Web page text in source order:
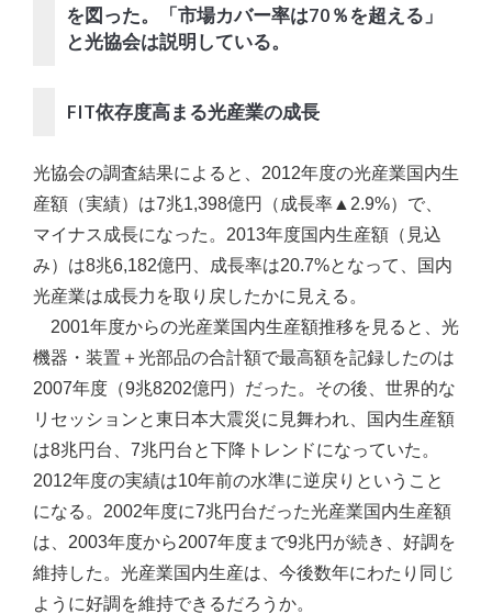
を図った。「市場カバー率は70％を超える」
と光協会は説明している。
FIT依存度高まる光産業の成長
光協会の調査結果によると、2012年度の光産業国内生
産額（実績）は7兆1,398億円（成長率▲2.9%）で、
マイナス成長になった。2013年度国内生産額（見込
み）は8兆6,182億円、成長率は20.7%となって、国内
光産業は成長力を取り戻したかに見える。
2001年度からの光産業国内生産額推移を見ると、光
機器・装置＋光部品の合計額で最高額を記録したのは
2007年度（9兆8202億円）だった。その後、世界的な
リセッションと東日本大震災に見舞われ、国内生産額
は8兆円台、7兆円台と下降トレンドになっていた。
2012年度の実績は10年前の水準に逆戻りということ
になる。2002年度に7兆円台だった光産業国内生産額
は、2003年度から2007年度まで9兆円が続き、好調を
維持した。光産業国内生産は、今後数年にわたり同じ
ように好調を維持できるだろうか。